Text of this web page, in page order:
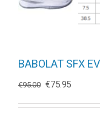
BABOLAT SFX
€95.00 Oorspronkelijke
was:
€75.95Huidige
is: